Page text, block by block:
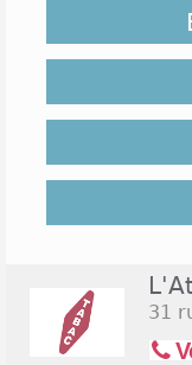
tabacs dans
compte
Implantation
À Mulhouse, il
quelle heure
la rue de
recevoir à tout
qualité
aurez un
Jours et
31